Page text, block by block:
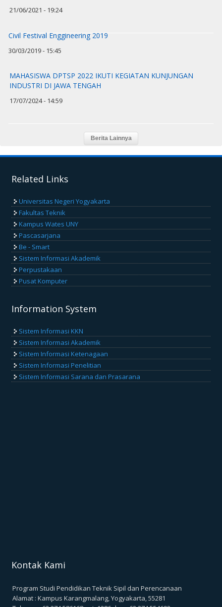
21/06/2021 - 19:24
Civil Festival Enggineering 2019
30/03/2019 - 15:45
MAHASISWA DPTSP 2022 IKUTI KEGIATAN KUNJUNGAN
INDUSTRI DI JAWA TENGAH
17/07/2024 - 14:59
Related Links
Universitas Negeri Yogyakarta
Fakultas Teknik
Kampus Wates UNY
Pascasarjana
Be - Smart
Sistem Informasi Akademik
Perpustakaan
Pusat Komputer
Information System
Sistem Informasi KKN
Sistem Informasi Akademik
Sistem Informasi Ketenagaan
Sistem Informasi Penelitian
Sistem Informasi Sarana dan Prasarana
Kontak Kami
Program Studi Pendidikan Teknik Sipil dan Perencanaan
Alamat : Kampus Karangmalang, Yogyakarta, 55281